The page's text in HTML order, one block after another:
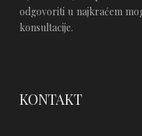
odgovoriti u najkraćem
konsultacije.
KONTAKT